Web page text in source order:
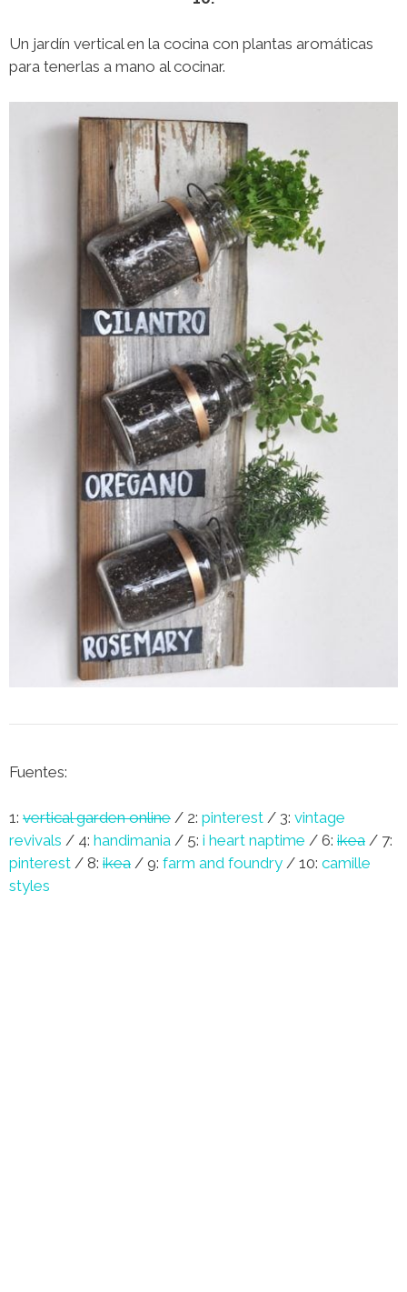
Un jardín vertical en la cocina con plantas aromáticas
para tenerlas a mano al cocinar.
Fuentes:
1: vertical garden online / 2: pinterest / 3: vintage
revivals / 4: handimania / 5: i heart naptime / 6: ikea / 7:
pinterest / 8: ikea / 9: farm and foundry / 10: camille
styles